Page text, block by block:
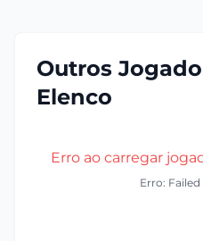
Outros
Elenco
Erro ao carregar
Erro: